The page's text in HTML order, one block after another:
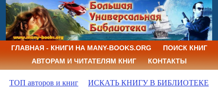
ГЛАВНАЯ - КНИГИ НА MANY-BOOKS.ORG
ПОИСК КНИГ
АВТОРАМ И ЧИТАТЕЛЯМ КНИГ
КОНТАКТЫ
ТОП авторов и книг ИСКАТЬ КНИГУ В БИБЛИОТЕКЕ